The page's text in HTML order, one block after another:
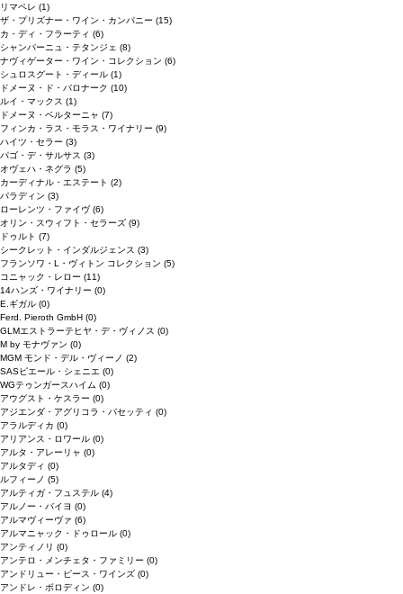
リマペレ (1)
ザ・プリズナー・ワイン・カンパニー (15)
カ・ディ・フラーティ (6)
シャンパーニュ・テタンジェ (8)
ナヴィゲーター・ワイン・コレクション (6)
シュロスグート・ディール (1)
ドメーヌ・ド・バロナーク (10)
ルイ・マックス (1)
ドメーヌ・ベルターニャ (7)
フィンカ・ラス・モラス・ワイナリー (9)
ハイツ・セラー (3)
パゴ・デ・サルサス (3)
オヴェハ・ネグラ (5)
カーディナル・エステート (2)
パラディン (3)
ローレンツ・ファイヴ(6)
オリン・スウィフト・セラーズ (9)
ドゥルト (7)
シークレット・インダルジェンス (3)
フランソワ・L・ヴィトン コレクション (5)
コニャック・レロー (11)
14ハンズ・ワイナリー (0)
E.ギガル (0)
Ferd. Pieroth GmbH (0)
GLMエストラーテヒヤ・デ・ヴィノス (0)
M by モナヴァン (0)
MGM モンド・デル・ヴィーノ (2)
SASピエール・シェニエ (0)
WGテゥンガースハイム (0)
アウグスト・ケスラー (0)
アジエンダ・アグリコラ・パセッティ (0)
アラルディカ (0)
アリアンス・ロワール (0)
アルタ・アレーリャ (0)
アルタディ (0)
ルフィーノ (5)
アルティガ・フュステル (4)
アルノー・バイヨ (0)
アルマヴィーヴァ (6)
アルマニャック・ドゥロール (0)
アンティノリ (0)
アンテロ・メンチェタ・ファミリー (0)
アンドリュー・ピース・ワインズ (0)
アンドレ・ボロディン (0)